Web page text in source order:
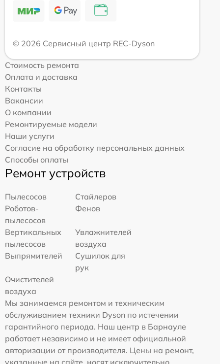
© 2026 Сервисный центр REC-Dyson
Стоимость ремонта
Оплата и доставка
Контакты
Вакансии
О компании
Ремонтируемые модели
Наши услуги
Согласие на обработку персональных данных
Способы оплаты
Ремонт устройств
Пылесосов
Стайлеров
Роботов-
пылесосов
Фенов
Вертикальных
пылесосов
Увлажнителей
воздуха
Выпрямителей
Сушилок для
рук
Очистителей
воздуха
Мы занимаемся ремонтом и техническим
обслуживанием техники Dyson по истечении
гарантийного периода. Наш центр в Барнауле
работает независимо и не имеет официальной
авторизации от производителя. Цены на ремонт,